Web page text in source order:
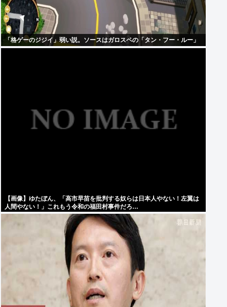
「格ゲーのジジイ」弱い説。ソースはガロスペの「タン・フー・ルー」
【画像】ゆたぼん、「高市早苗を批判する奴らは日本人やない！左翼は
人間やない！」これもう令和の福田村事件だろ…